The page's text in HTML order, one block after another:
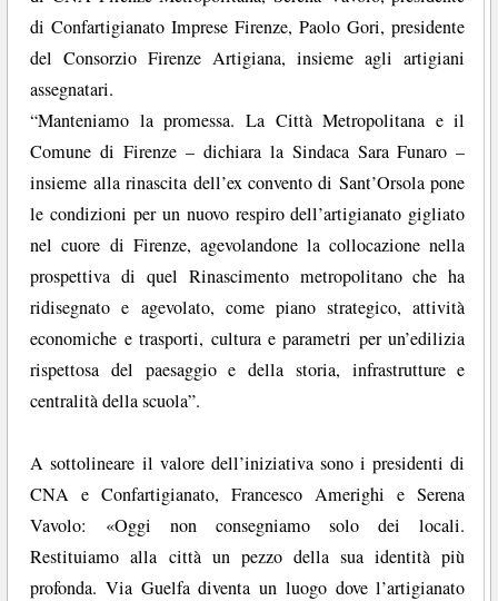
di Confartigianato Imprese Firenze, Paolo Gori, presidente
del Consorzio Firenze Artigiana, insieme agli artigiani
assegnatari.
“Manteniamo la promessa. La Città Metropolitana e il
Comune di Firenze – dichiara la Sindaca Sara Funaro –
insieme alla rinascita dell’ex convento di Sant’Orsola pone
le condizioni per un nuovo respiro dell’artigianato gigliato
nel cuore di Firenze, agevolandone la collocazione nella
prospettiva di quel Rinascimento metropolitano che ha
ridisegnato e agevolato, come piano strategico, attività
economiche e trasporti, cultura e parametri per un’edilizia
rispettosa del paesaggio e della storia, infrastrutture e
centralità della scuola”.
A sottolineare il valore dell’iniziativa sono i presidenti di
CNA e Confartigianato, Francesco Amerighi e Serena
Vavolo: «Oggi non consegniamo solo dei locali.
Restituiamo alla città un pezzo della sua identità più
profonda. Via Guelfa diventa un luogo dove l’artigianato